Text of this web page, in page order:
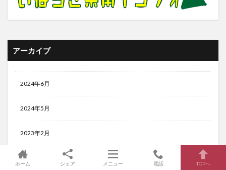
アーカイブ
2024年6月
2024年5月
2023年2月
2022年11月
ホーム シェア メニュー 電話 TOPへ